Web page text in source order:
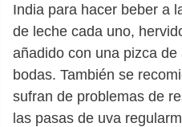
India para hacer beber a
de leche cada uno,
añadido con una pizca
bodas. También se
sufran de problemas de
las pasas de uva